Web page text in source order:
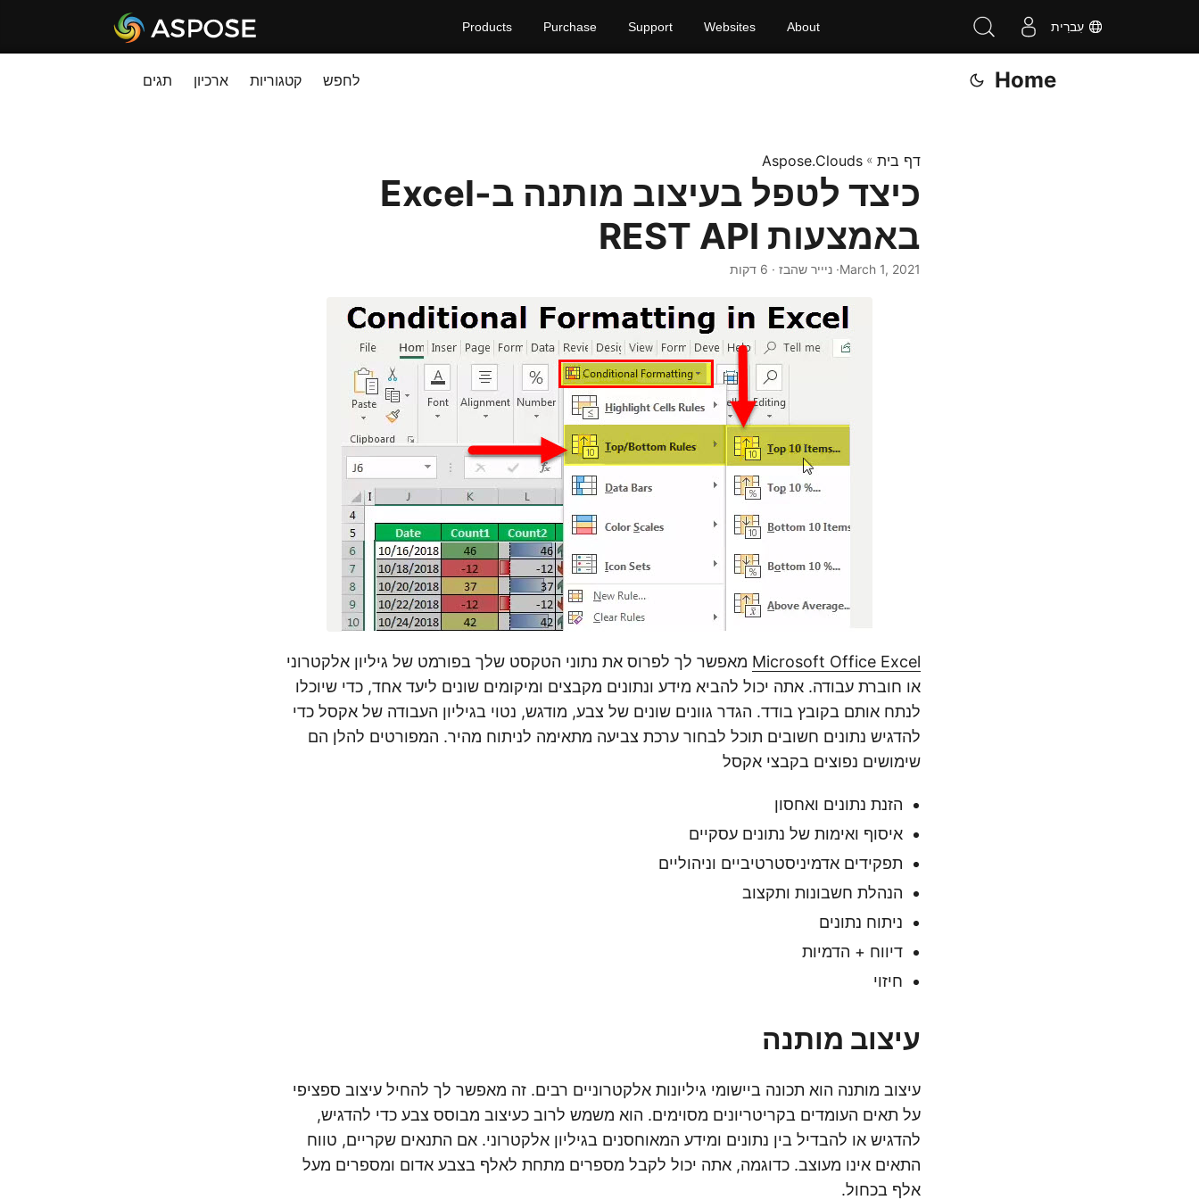
עִברִית Products Purchase Support Websites About
Home לחפש קטגוריות ארכיון תגים
דף בית »
Aspose.Clouds
כיצד לטפל בעיצוב מותנה ב-Excel
באמצעות REST API
March 1, 2021· ניייר שהבז · 6 דקות
Microsoft Office Excel מאפשר לך לפרוס את נתוני הטקסט שלך בפורמט של גיליון אלקטרוני
או חוברת עבודה. אתה יכול להביא מידע ונתונים מקבצים ומיקומים שונים ליעד אחד, כדי שיוכלו
לנתח אותם בקובץ בודד. הגדר גוונים שונים של צבע, מודגש, נטוי בגיליון העבודה של אקסל כדי
להדגיש נתונים חשובים תוכל לבחור ערכת צביעה מתאימה לניתוח מהיר. המפורטים להלן הם
שימושים נפוצים בקבצי אקסל
הזנת נתונים ואחסון
איסוף ואימות של נתונים עסקיים
תפקידים אדמיניסטרטיביים וניהוליים
הנהלת חשבונות ותקצוב
ניתוח נתונים
דיווח + הדמיות
חיזוי
עיצוב מותנה
עיצוב מותנה הוא תכונה ביישומי גיליונות אלקטרוניים רבים. זה מאפשר לך להחיל עיצוב ספציפי
על תאים העומדים בקריטריונים מסוימים. הוא משמש לרוב כעיצוב מבוסס צבע כדי להדגיש,
להדגיש או להבדיל בין נתונים ומידע המאוחסנים בגיליון אלקטרוני. אם התנאים שקריים, טווח
התאים אינו מעוצב. כדוגמה, אתה יכול לקבל מספרים מתחת לאלף בצבע אדום ומספרים מעל
אלף בכחול.